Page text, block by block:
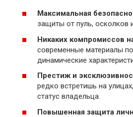
Максимальная
защиты от пуль, осколков
Никаких компромиссов
современные материалы
динамические
Престиж и
редко встретишь на
статус владельца.
Повышенная защита